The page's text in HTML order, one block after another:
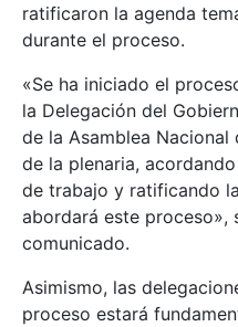
ratificaron la agenda
durante el proceso.
«Se ha iniciado el
la Delegación del
de la Asamblea
de la plenaria,
de trabajo y ratificando
abordará este proceso»,
comunicado.
Asimismo, las
proceso estará